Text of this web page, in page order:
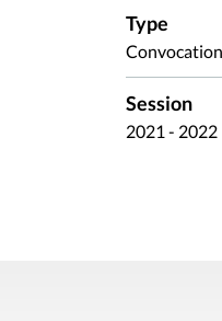
Type
Session
2021 - 2022